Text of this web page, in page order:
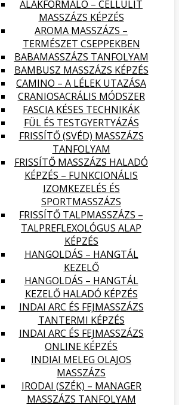
ALAKFORMÁLÓ – CELLULIT
MASSZÁZS KÉPZÉS
AROMA MASSZÁZS –
TERMÉSZET CSEPPEKBEN
BABAMASSZÁZS TANFOLYAM
BAMBUSZ MASSZÁZS KÉPZÉS
CAMINO – A LÉLEK UTAZÁSA
CRANIOSACRÁLIS MÓDSZER
FASCIA KÉSES TECHNIKÁK
FÜL ÉS TESTGYERTYÁZÁS
FRISSÍTŐ (SVÉD) MASSZÁZS
TANFOLYAM
FRISSÍTŐ MASSZÁZS HALADÓ
KÉPZÉS – FUNKCIONÁLIS
IZOMKEZELÉS ÉS
SPORTMASSZÁZS
FRISSÍTŐ TALPMASSZÁZS –
TALPREFLEXOLÓGUS ALAP
KÉPZÉS
HANGOLDÁS – HANGTÁL
KEZELŐ
HANGOLDÁS – HANGTÁL
KEZELŐ HALADÓ KÉPZÉS
INDAI ARC ÉS FEJMASSZÁZS
TANTERMI KÉPZÉS
INDAI ARC ÉS FEJMASSZÁZS
ONLINE KÉPZÉS
INDIAI MELEG OLAJOS
MASSZÁZS
IRODAI (SZÉK) – MANAGER
MASSZÁZS TANFOLYAM